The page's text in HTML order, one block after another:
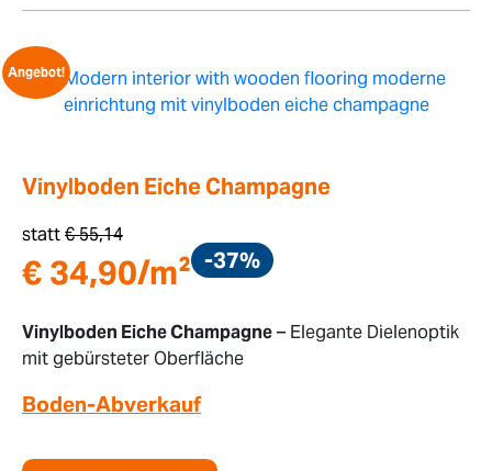
Angebot!
Vinylboden Eiche Champagne
statt€55,14
€ 34,90/m² -37%
Vinylboden Eiche Champagne– Elegante Dielenoptik
mit gebürsteter Oberfläche
Boden-Abverkauf